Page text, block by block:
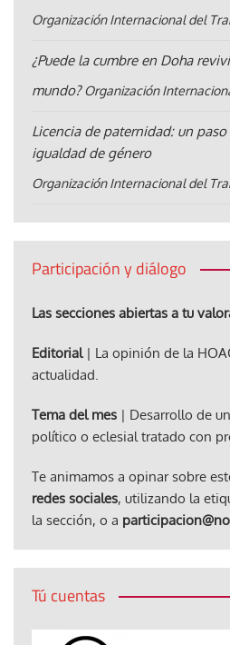
Organización Internacional del
¿Puede la cumbre en Doha
mundo? Organización
Licencia de paternidad: un
igualdad de género
Organización Internacional del
Participación y diálogo
Las secciones abiertas a tu
Editorial| La opinión de la
actualidad.
Tema del mes | Desarrollo de
político o eclesial tratado con
Te animamos a opinar sobre
redes sociales, utilizando la
la sección, o a
Tú cuentas